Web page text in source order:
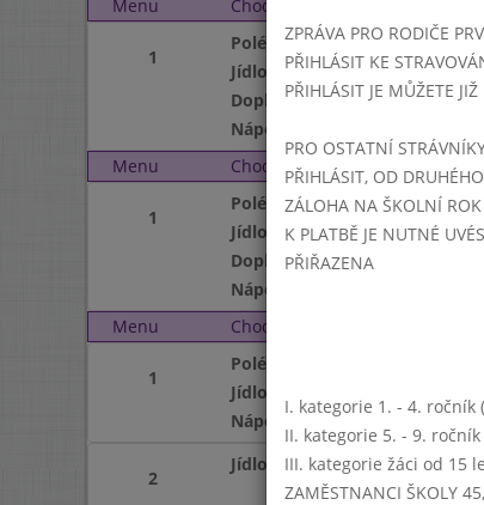
Menu
Chod
1
Polévka
Jídlo
Doplněk
Nápoj
Menu
Chod Čtvrtek 3. 12.
1
Polévka
Jídlo
Doplněk
Nápoj
Menu
Chod
1
Polévka
Jídlo
Nápoj
2
Jídlo
ZPRÁVA PRO RODIČE
PŘIHLÁSIT KE
PŘIHLÁSIT JE MŮŽETE
PRO OSTATNÍ
PŘIHLÁSIT, OD
ZÁLOHA NA ŠKOLNÍ
K PLATBĚ JE NUTNÉ
PŘIŘAZENA
I. kategorie 1. - 4.
II. kategorie 5. - 9.
III. kategorie žáci od 15
ZAMĚSTNANCI ŠKOLY